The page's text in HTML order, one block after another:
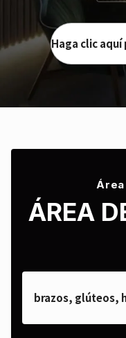
Haga clic
ÁREA
brazos, glúteos,